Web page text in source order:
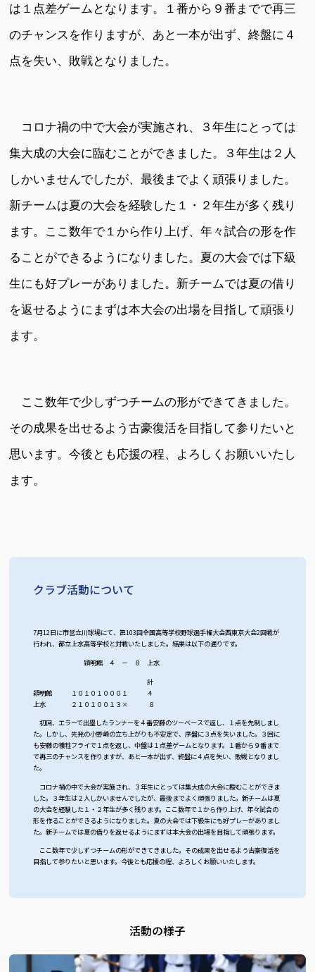
は１点差ゲームとなります。１番から９番までで再三
のチャンスを作りますが、あと一本が出ず、終盤に４
点を失い、敗戦となりました。
コロナ禍の中で大会が実施され、３年生にとっては
集大成の大会に臨むことができました。３年生は２人
しかいませんでしたが、最後までよく頑張りました。
新チームは夏の大会を経験した１・２年生が多く残り
ます。ここ数年で１から作り上げ、年々試合の形を作
ることができるようになりました。夏の大会では下級
生にも好プレーがありました。新チームでは夏の借り
を返せるようにまずは本大会の出場を目指して頑張り
ます。
ここ数年で少しずつチームの形ができてきました。
その成果を出せるよう古豪復活を目指して参りたいと
思います。今後とも応援の程、よろしくお願いいたし
ます。
クラブ活動について
7月12日に市営立川球場にて、第103回全国高等学校野球選手権大会西東京大会2回戦が
行われ、都立上水高等学校と対戦いたしました。結果は以下の通りです。
穎明館 ４ － ８ 上水
計
穎明館 １０１０１０００１ ４
上水 ２１０１００１３× ８
初回、エラーで出塁したランナーを４番安藤のツーベースで返し、１点を先制しまし
た。しかし、先発の小野崎の立ち上がりも不安定で、序盤に３点を失いました。３回に
も安藤の犠牲フライで１点を返し、中盤は１点差ゲームとなります。１番から９番まで
で再三のチャンスを作りますが、あと一本が出ず、終盤に４点を失い、敗戦となりまし
た。
コロナ禍の中で大会が実施され、３年生にとっては集大成の大会に臨むことができま
した。３年生は２人しかいませんでしたが、最後までよく頑張りました。新チームは夏
の大会を経験した１・２年生が多く残ります。ここ数年で１から作り上げ、年々試合の
形を作ることができるようになりました。夏の大会では下級生にも好プレーがありまし
た。新チームでは夏の借りを返せるようにまずは本大会の出場を目指して頑張ります。
ここ数年で少しずつチームの形ができてきました。その成果を出せるよう古豪復活を
目指して参りたいと思います。今後とも応援の程、よろしくお願いいたします。
活動の様子